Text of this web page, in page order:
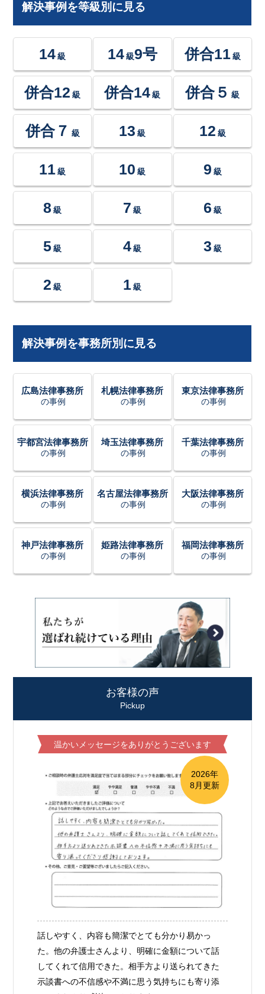
解決事例を等級別に見る
14 級 14級9号 併合11 級
併合12 級 併合14 級 併合５ 級
併合７ 級 13 級 12 級
11 級 10 級 9 級
8 級 7 級 6 級
5 級 4 級 3 級
2 級 1 級
解決事例を事務所別に見る
広島法律事務所
の事例
札幌法律事務所
の事例
東京法律事務所
の事例
宇都宮法律事務所
の事例
埼玉法律事務所
の事例
千葉法律事務所
の事例
横浜法律事務所
の事例
名古屋法律事務所
の事例
大阪法律事務所
の事例
神戸法律事務所
の事例
姫路法律事務所
の事例
福岡法律事務所
の事例
お客様の声
Pickup
温かいメッセージをありがとうございます
2026年
8月更新
話しやすく、内容も簡潔でとても分かり易かっ
た。他の弁護士さんより、明確に金額について話
してくれて信用できた。相手方より送られてきた
示談書への不信感や不満に思う気持ちにも寄り添